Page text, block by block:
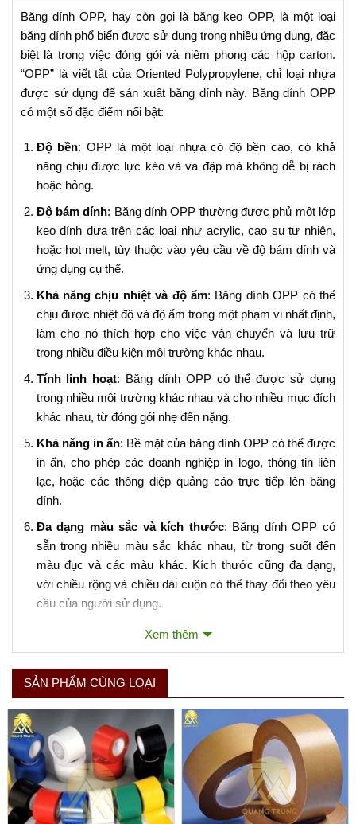
Băng dính OPP, hay còn gọi là băng keo OPP, là một loại
băng dính phổ biến được sử dụng trong nhiều ứng dụng, đặc
biệt là trong việc đóng gói và niêm phong các hộp carton.
“OPP” là viết tắt của Oriented Polypropylene, chỉ loại nhựa
được sử dụng để sản xuất băng dính này. Băng dính OPP
có một số đặc điểm nổi bật:
Độ bền: OPP là một loại nhựa có độ bền cao, có khả
năng chịu được lực kéo và va đập mà không dễ bị rách
hoặc hỏng.
Độ bám dính: Băng dính OPP thường được phủ một lớp
keo dính dựa trên các loại như acrylic, cao su tự nhiên,
hoặc hot melt, tùy thuộc vào yêu cầu về độ bám dính và
ứng dụng cụ thể.
Khả năng chịu nhiệt và độ ẩm: Băng dính OPP có thể
chịu được nhiệt độ và độ ẩm trong một phạm vi nhất định,
làm cho nó thích hợp cho việc vận chuyển và lưu trữ
trong nhiều điều kiện môi trường khác nhau.
Tính linh hoạt: Băng dính OPP có thể được sử dụng
trong nhiều môi trường khác nhau và cho nhiều mục đích
khác nhau, từ đóng gói nhẹ đến nặng.
Khả năng in ấn: Bề mặt của băng dính OPP có thể được
in ấn, cho phép các doanh nghiệp in logo, thông tin liên
lạc, hoặc các thông điệp quảng cáo trực tiếp lên băng
dính.
Đa dạng màu sắc và kích thước: Băng dính OPP có
sẵn trong nhiều màu sắc khác nhau, từ trong suốt đến
màu đục và các màu khác. Kích thước cũng đa dạng,
với chiều rộng và chiều dài cuộn có thể thay đổi theo yêu
cầu của người sử dụng.
Băng dính OPP thường được cuộn vào các cuộn có chiều
dài tiêu chuẩn như 50m, 100m, hoặc dài hơn, và chiều rộng
từ khoảng 48mm (đây là kích thước phổ biến nhất cho việc
đóng gói hộp carton) đến các kích thước khác tùy thuộc vào
nhu cầu cụ thể.
Xem thêm
SẢN PHẨM CÙNG LOẠI